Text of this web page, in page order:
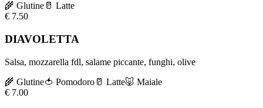
🌾 Glutine 🥛 Latte
€ 7.50
DIAVOLETTA
Salsa, mozzarella fdl, salame piccante, funghi, olive
🌾 Glutine🍅 Pomodoro 🥛 Latte🐷 Maiale
€ 7.00